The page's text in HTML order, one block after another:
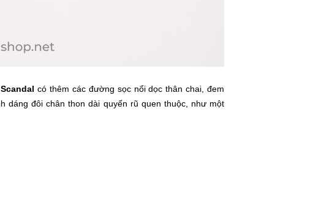
có thêm các đường sọc nổi dọc thân chai, đem
dáng đôi chân thon dài quyến rũ quen thuộc, như một